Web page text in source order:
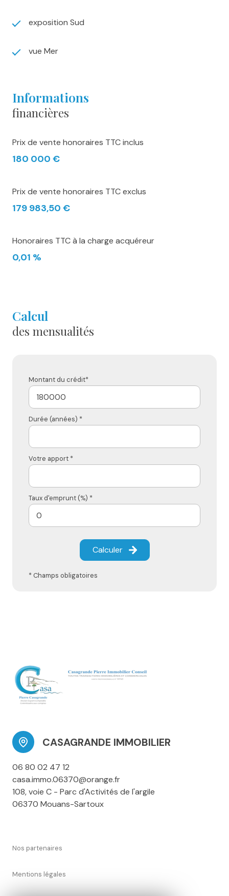
exposition Sud
vue Mer
informations
financières
Prix de vente honoraires TTC inclus
180 000 €
Prix de vente honoraires TTC exclus
179 983,50 €
Honoraires TTC à la charge acquéreur
0,01 %
calcul
des mensualités
Montant du crédit*
Durée (années) *
Votre apport *
Taux d'emprunt (%) *
Calculer
* Champs obligatoires
CASAGRANDE IMMOBILIER
06 80 02 47 12
casa.immo.06370@orange.fr
108, voie C - Parc d'Activités de l'argile
06370 Mouans-Sartoux
Nos partenaires
Mentions légales